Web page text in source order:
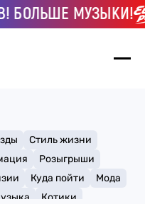
БОЛЬШЕ МУЗЫКИ!
Стиль жизни
Розыгрыши
Куда пойти
Мода
Котики